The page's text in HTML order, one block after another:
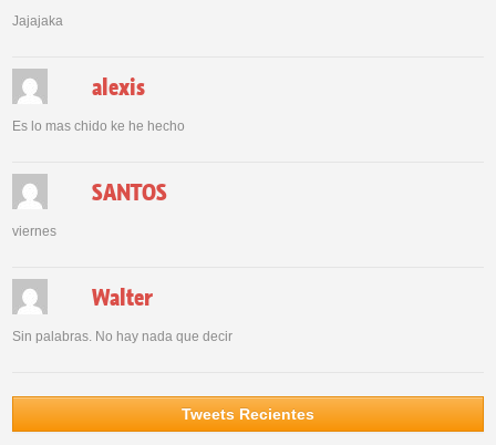
Jajajaka
alexis
Es lo mas chido ke he hecho
SANTOS
viernes
Walter
Sin palabras. No hay nada que decir
Tweets Recientes